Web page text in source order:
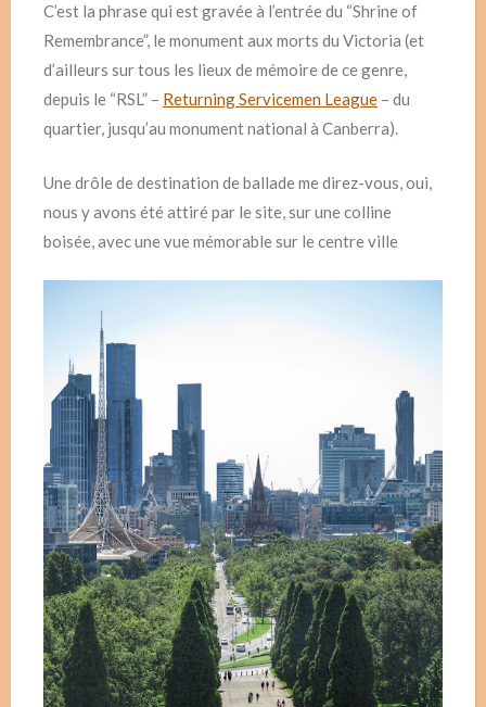
C’est la phrase qui est gravée à l’entrée du “Shrine of
Remembrance”, le monument aux morts du Victoria (et
d’ailleurs sur tous les lieux de mémoire de ce genre,
depuis le “RSL” – Returning Servicemen League – du
quartier, jusqu’au monument national à Canberra).
Une drôle de destination de ballade me direz-vous, oui,
nous y avons été attiré par le site, sur une colline
boisée, avec une vue mémorable sur le centre ville